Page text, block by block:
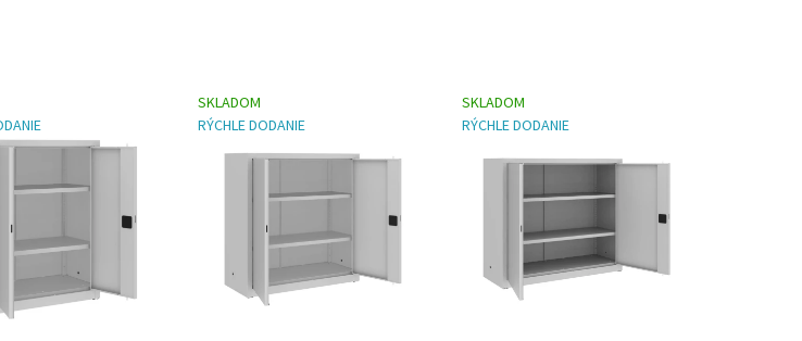
SKLADOM
RÝCHLE DODANIE
SKLADOM
RÝCHLE DODANIE